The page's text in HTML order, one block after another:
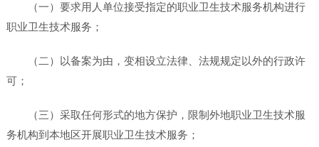
（一）要求用人单位接受指定的职业卫生技术服务机构进行
职业卫生技术服务；
（二）以备案为由，变相设立法律、法规规定以外的行政许
可；
（三）采取任何形式的地方保护，限制外地职业卫生技术服
务机构到本地区开展职业卫生技术服务；